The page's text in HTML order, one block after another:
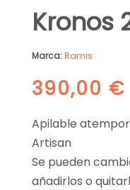
Kronos
Marca:Ramis
390,00 €
Apilable
Artisan
Se pueden
añadirlos o